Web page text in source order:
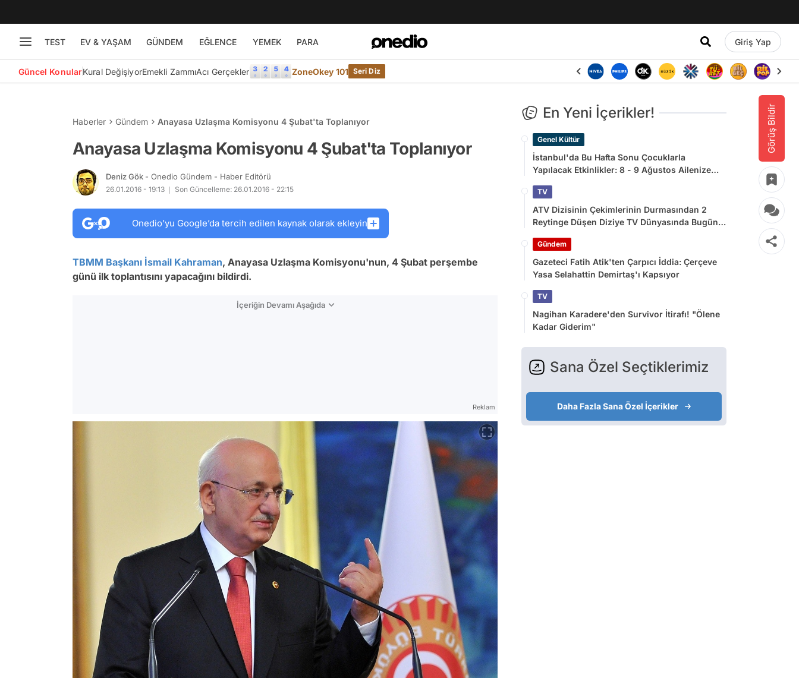
TEST EV & YAŞAM GÜNDEM EĞLENCE YEMEK PARA Giriş Yap
Güncel KonularKural DeğişiyorEmekli ZammıAcı Gerçekler ZoneOkey 101 Seri Diz
Görüş Bildir
Haberler Gündem Anayasa Uzlaşma Komisyonu 4 Şubat'ta Toplanıyor
Anayasa Uzlaşma Komisyonu 4 Şubat'ta Toplanıyor
Deniz Gök - Onedio Gündem - Haber Editörü
26.01.2016 - 19:13 Son Güncelleme: 26.01.2016 - 22:15
Onedio’yu Google’da tercih edilen kaynak olarak ekleyin
TBMM Başkanı İsmail Kahraman, Anayasa Uzlaşma Komisyonu'nun, 4 Şubat perşembe
günü ilk toplantısını yapacağını bildirdi.
İçeriğin Devamı Aşağıda
Reklam
En Yeni İçerikler!
Genel Kültür
İstanbul'da Bu Hafta Sonu Çocuklarla
Yapılacak Etkinlikler: 8 - 9 Ağustos Ailenize
TV
ATV Dizisinin Çekimlerinin Durmasından 2
Reytinge Düşen Diziye TV Dünyasında Bugün
Gündem
Gazeteci Fatih Atik'ten Çarpıcı İddia: Çerçeve
Yasa Selahattin Demirtaş'ı Kapsıyor
TV
Nagihan Karadere'den Survivor İtirafı! "Ölene
Kadar Giderim"
Sana Özel Seçtiklerimiz
Daha Fazla Sana Özel İçerikler